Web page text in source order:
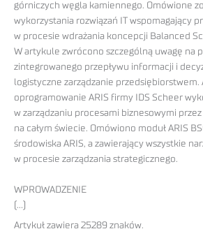
górniczych węgla kamiennego. Omówione
wykorzystania rozwiązań IT wspomagający
w procesie wdrażania koncepcji Balanced
W artykule zwrócono szczególną uwagę na
zintegrowanego przepływu informacji i
logistyczne zarządzanie przedsiębiorstwem.
oprogramowanie ARIS firmy IDS Scheer
w zarządzaniu procesami biznesowymi
na całym świecie. Omówiono moduł ARIS
środowiska ARIS, a zawierający wszystkie
w procesie zarządzania strategicznego.
WPROWADZENIE
(…)
Artykuł zawiera 25289 znaków.